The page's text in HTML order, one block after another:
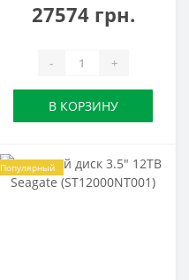
27574 грн.
- +
В КОРЗИНУ
Популярный